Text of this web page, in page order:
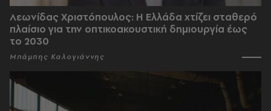
Λεωνίδας Χριστόπουλος: Η Ελλάδα χτίζει σταθερό
πλαίσιο για την οπτικοακουστική δημιουργία έως
το 2030
Μπάμπης Καλογιάννης